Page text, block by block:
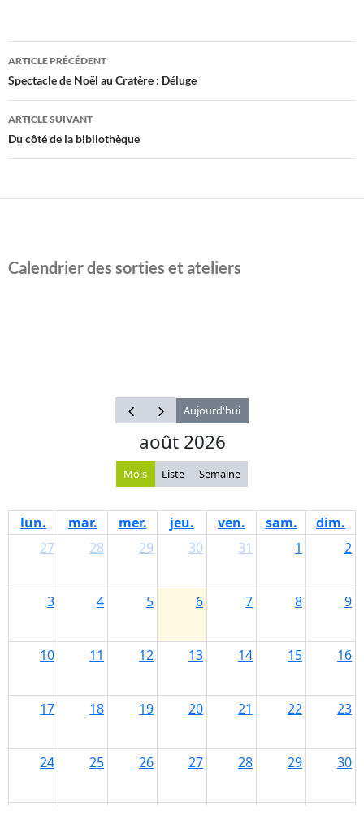
Navigation
des
articles
ARTICLE PRÉCÉDENT
Spectacle de Noël au Cratère : Déluge
ARTICLE SUIVANT
Du côté de la bibliothèque
Calendrier des sorties et ateliers